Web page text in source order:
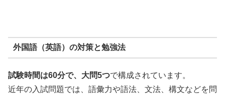
外国語（英語）の対策と勉強法
試験時間は60分で、大問5つで構成されています。
近年の入試問題では、語彙力や語法、文法、構文などを問